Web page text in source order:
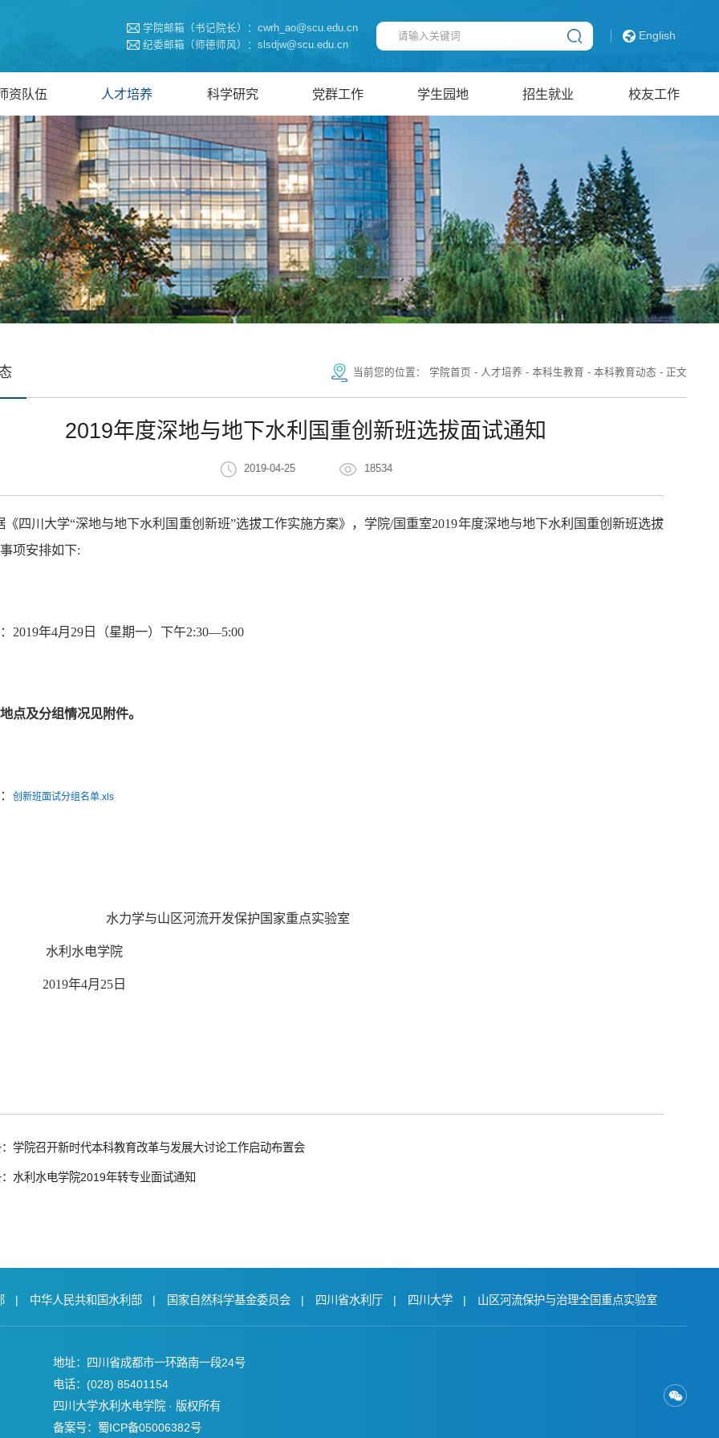
学院邮箱（书记院长）：cwrh_ao@scu.edu.cn
纪委邮箱（师德师风）：slsdjw@scu.edu.cn
English
资队伍 人才培养 科学研究 党群工作 学生园地 招生就业 校友工作
当前您的位置： 学院首页 - 人才培养 - 本科生教育 - 本科教育动态 - 正文
2019年度深地与地下水利国重创新班选拔面试通知
2019-04-25 18534
《四川大学“深地与地下水利国重创新班”选拔工作实施方案》， 学院/国重室2019年度深地与地下水利国重创新班选拔
项安排如下:
：2019年4月29日（星期一）下午2:30—5:00
点及分组情况见附件。
创新班面试分组名单.xls
水力学与山区河流开发保护国家重点实验室
水电学院
2019年4月25日
学院召开新时代本科教育改革与发展大讨论工作启动布置会
水利水电学院2019年转专业面试通知
| 中华人民共和国水利部 | 国家自然科学基金委员会 | 四川省水利厅 | 四川大学 | 山区河流保护与治理全国重点实验室
地址：四川省成都市一环路南一段24号
电话：(028) 85401154
四川大学水利水电学院 · 版权所有
备案号：蜀ICP备05006382号